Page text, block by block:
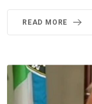
READ MORE